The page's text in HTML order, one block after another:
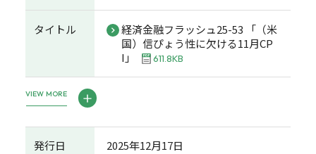
タイトル
経済金融フラッシュ25-53 「（米
国）信ぴょう性に欠ける11月CP
I」
611.8KB
VIEW MORE
発行日 2025年12月17日